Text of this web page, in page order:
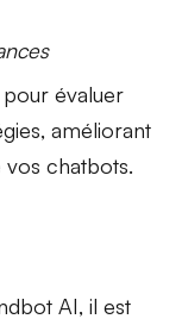
pour évaluer
améliorant
vos chatbots.
AI, il est